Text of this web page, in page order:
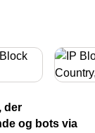
der
og bots via